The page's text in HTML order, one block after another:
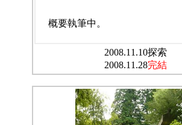
概要執筆中。
2008.11.10探索
2008.11.28完結